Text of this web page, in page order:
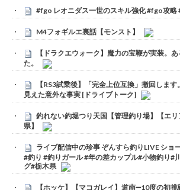
#fgo レオニダス一世のスキル強化 #fgo攻略
M4フォギルエ裏話【モンスト】
【ドラクエウォーク】魔力の宝鞭が実装。
た。
【RS3試乗後】「完全上位互換」撤回しま
見えた意外な事実 [ドライブトーク]
釣れない釣堀つり天国【管理釣り場】【エ
県】
ライブ配信中の珍事 ぞんすら釣りLIVE ショ
#釣り #釣りガール #年の差カップル#小物釣り#
グ#栃木県
【ホッケ】【マコガレイ】道南➖10度の初挑